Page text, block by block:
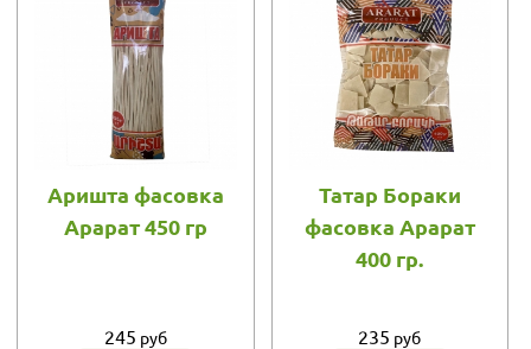
Аришта фасовка
Арарат 450 гр
245 руб
Татар Бораки
фасовка Арарат
400 гр.
235 руб